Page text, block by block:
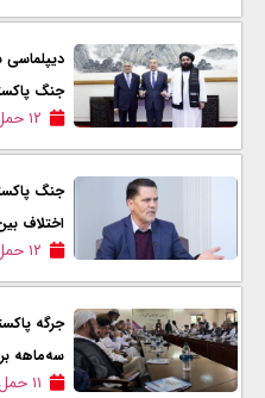
دیپلماسی
جنگ
۱۲ حمل ۱۴۰۵
جنگ
اختلاف‌
۱۲ حمل ۱۴۰۵
جرگه
سه‌ماهه
۱۱ حمل ۱۴۰۵